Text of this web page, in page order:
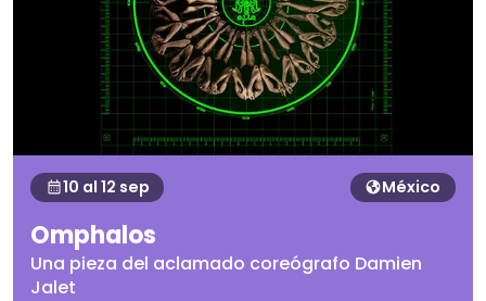
10 al 12 sep México
Omphalos
Una pieza del aclamado coreógrafo Damien
Jalet